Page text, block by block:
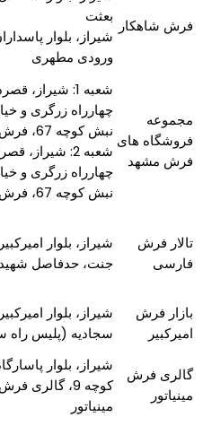
فرش شاهکار
بعثت
شیراز، بلوار
ورودی مطهری
مجموعه
فروشگاه های
فرش مشهد
شعبه 1:
چهارراه زرگری و
نبش کوچه 67، فرش زمرد مشهد
شعبه 2:
چهارراه زرگری و
نبش کوچه 67، فرش نگین مشهد
تالار فرش
فارسی
شیراز، بلوار
جنت، حدفاصل
بازار فرش
امیرکبیر
شیراز، بلوار
سجادیه (پلیس راه
گالری فرش
مینیاتور
​شیراز، بلوار
کوچه 9، گالری
مینیاتور